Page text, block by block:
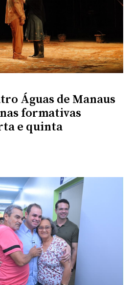
Águas de Manaus
formativas
e quinta